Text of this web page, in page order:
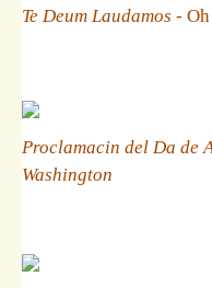
Te Deum Laudamos -
Proclamacin del Da de
Washington